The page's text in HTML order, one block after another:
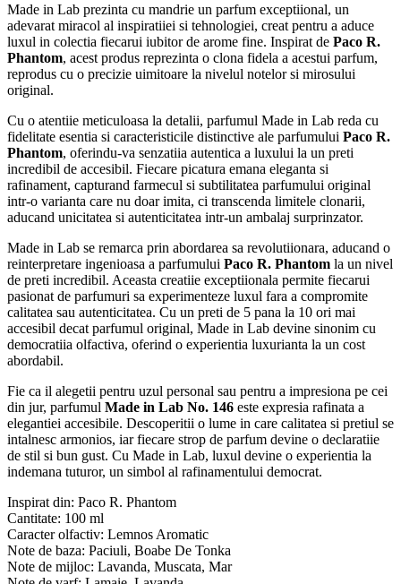
Made in Lab prezinta cu mandrie un parfum exceptiional, un
adevarat miracol al inspiratiiei si tehnologiei, creat pentru a aduce
luxul in colectia fiecarui iubitor de arome fine. Inspirat de Paco R.
Phantom, acest produs reprezinta o clona fidela a acestui parfum,
reprodus cu o precizie uimitoare la nivelul notelor si mirosului
original.
Cu o atentiie meticuloasa la detalii, parfumul Made in Lab reda cu
fidelitate esentia si caracteristicile distinctive ale parfumului Paco R.
Phantom, oferindu-va senzatiia autentica a luxului la un preti
incredibil de accesibil. Fiecare picatura emana eleganta si
rafinament, capturand farmecul si subtilitatea parfumului original
intr-o varianta care nu doar imita, ci transcenda limitele clonarii,
aducand unicitatea si autenticitatea intr-un ambalaj surprinzator.
Made in Lab se remarca prin abordarea sa revolutiionara, aducand o
reinterpretare ingenioasa a parfumului Paco R. Phantom la un nivel
de preti incredibil. Aceasta creatiie exceptiionala permite fiecarui
pasionat de parfumuri sa experimenteze luxul fara a compromite
calitatea sau autenticitatea. Cu un preti de 5 pana la 10 ori mai
accesibil decat parfumul original, Made in Lab devine sinonim cu
democratiia olfactiva, oferind o experientia luxurianta la un cost
abordabil.
Fie ca il alegetii pentru uzul personal sau pentru a impresiona pe cei
din jur, parfumul Made in Lab No. 146 este expresia rafinata a
elegantiei accesibile. Descoperitii o lume in care calitatea si pretiul se
intalnesc armonios, iar fiecare strop de parfum devine o declaratiie
de stil si bun gust. Cu Made in Lab, luxul devine o experientia la
indemana tuturor, un simbol al rafinamentului democrat.
Inspirat din: Paco R. Phantom
Cantitate: 100 ml
Caracter olfactiv: Lemnos Aromatic
Note de baza: Paciuli, Boabe De Tonka
Note de mijloc: Lavanda, Muscata, Mar